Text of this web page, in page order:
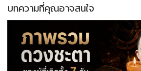
บทความที่คุณอาจสนใจ